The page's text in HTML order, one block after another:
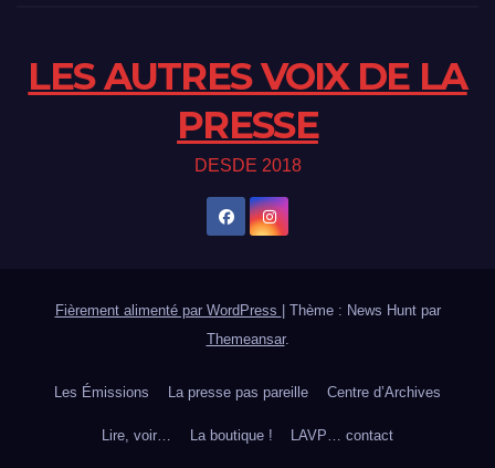
LES AUTRES VOIX DE LA
PRESSE
DESDE 2018
Fièrement alimenté par WordPress
Thème : News Hunt par
Themeansar.
Les Émissions La presse pas pareille Centre d’Archives
Lire, voir… La boutique ! LAVP… contact